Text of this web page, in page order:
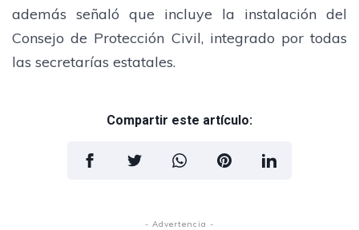
además señaló que incluye la instalación del
Consejo de Protección Civil, integrado por todas
las secretarías estatales.
Compartir este artículo:
- Advertencia -